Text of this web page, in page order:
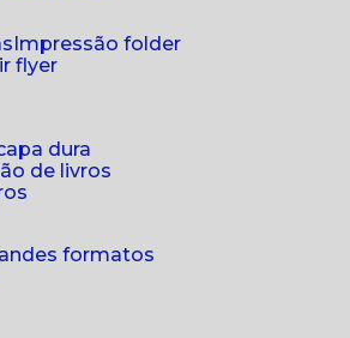
impressão folder
flyer
dura
de livros
formatos